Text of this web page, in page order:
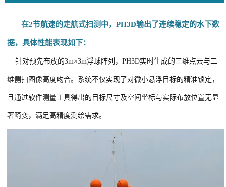
在2节航速的走航式扫测中，PH3D输出了连续稳定的水下数
据，具体性能表现如下：
针对预先布放的3m×3m浮球阵列，PH3D实时生成的三维点云与二
维侧扫图像高度吻合。系统不仅实现了对微小悬浮目标的精准锁定，
且通过软件测量工具得出的目标尺寸及空间坐标与实际布放位置无显
著畸变，满足高精度测绘需求。